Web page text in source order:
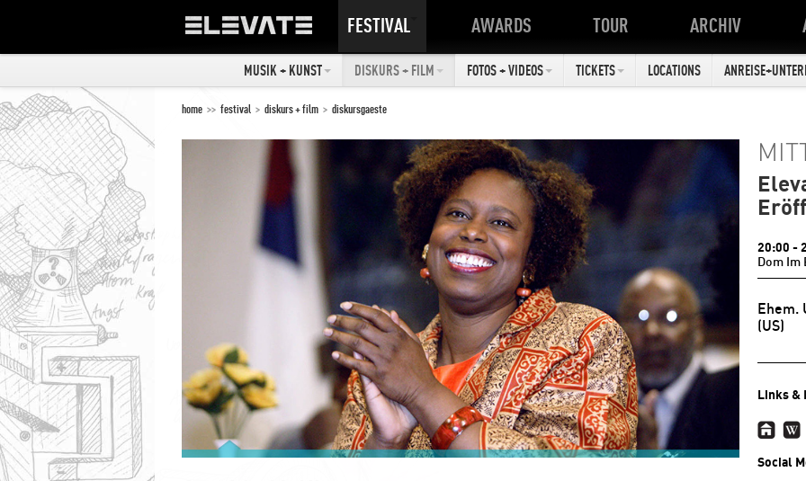
FESTIVAL AWARDS TOUR ARCHIV
MUSIK + KUNST DISKURS + FILM FOTOS + VIDEOS TICKETS LOCATIONS
home >> festival > diskurs + film > diskursgaeste
20:00 -
Dom Im
Ehem.
(US)
Links &
Social